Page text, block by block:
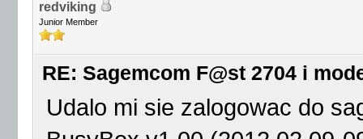
redviking
Junior Member
RE: Sagemcom F@st 2704 i
Udalo mi sie zalogowac do